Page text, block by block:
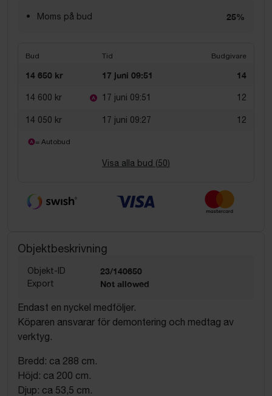
Moms på bud 25%
Bud Tid Budgivare
14 650 kr 17 juni 09:51 14
14 600 kr 17 juni 09:51 12
14 050 kr 17 juni 09:27 12
= Autobud
Visa alla bud (50)
Objektbeskrivning
Objekt-ID 23/140650
Export Not allowed
Endast en nyckel medföljer.
Köparen ansvarar för demontering och medtag av
verktyg.
Bredd: ca 288 cm.
Höjd: ca 200 cm.
Djup: ca 53,5 cm.